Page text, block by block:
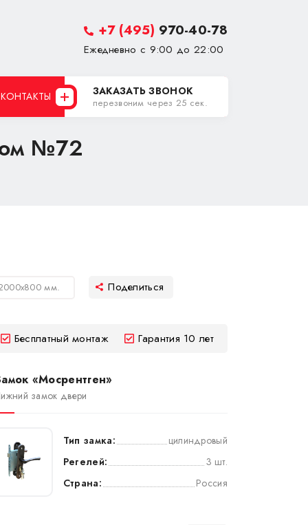
+7 (495) 970-40-78
Ежедневно с 9:00 до 22:00
КОНТАКТЫ ЗАКАЗАТЬ ЗВОНОК
перезвоним через 25 сек.
№72
мм.
Бесплатный монтаж Гарантия 10 лет
«Мосрентген»
замок двери
Тип замка:
цилиндровый
Регелей:
3 шт.
Страна:
Россия